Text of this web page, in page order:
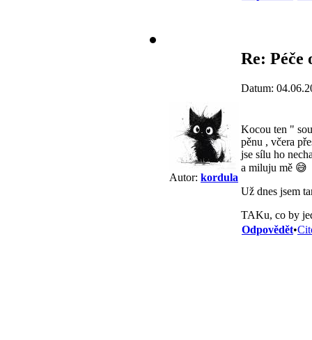
Autor: kordula
Re: Péče
Datum:
Kocou ten "
pěnu , včera
jse sílu ho
a miluju mě 😅
Už dnes jsem
TAKu, co by
Odpovědět•